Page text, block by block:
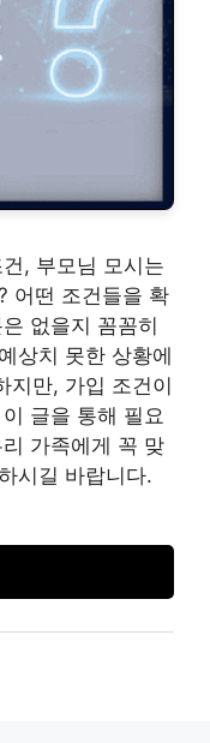
, 부모님 모시는
어떤 조건들을 확
없을지 꼼꼼히
상치 못한 상황에
지만, 가입 조건이
글을 통해 필요
가족에게 꼭 맞
시길 바랍니다.